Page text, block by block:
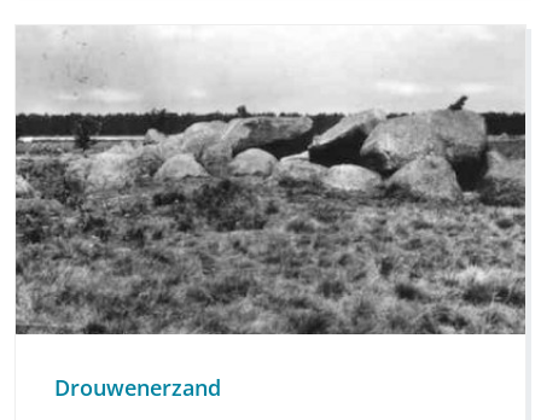
Drouwenerzand